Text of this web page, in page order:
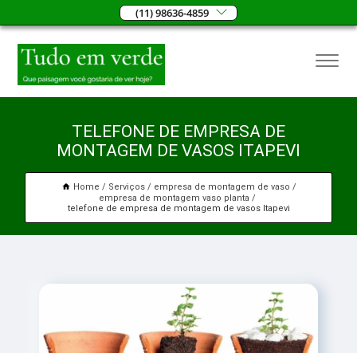
(11) 98636-4859
TELEFONE DE EMPRESA DE
MONTAGEM DE VASOS ITAPEVI
Home Serviços
empresa de montagem de vaso
empresa de montagem vaso planta
telefone de empresa de montagem de vasos Itapevi